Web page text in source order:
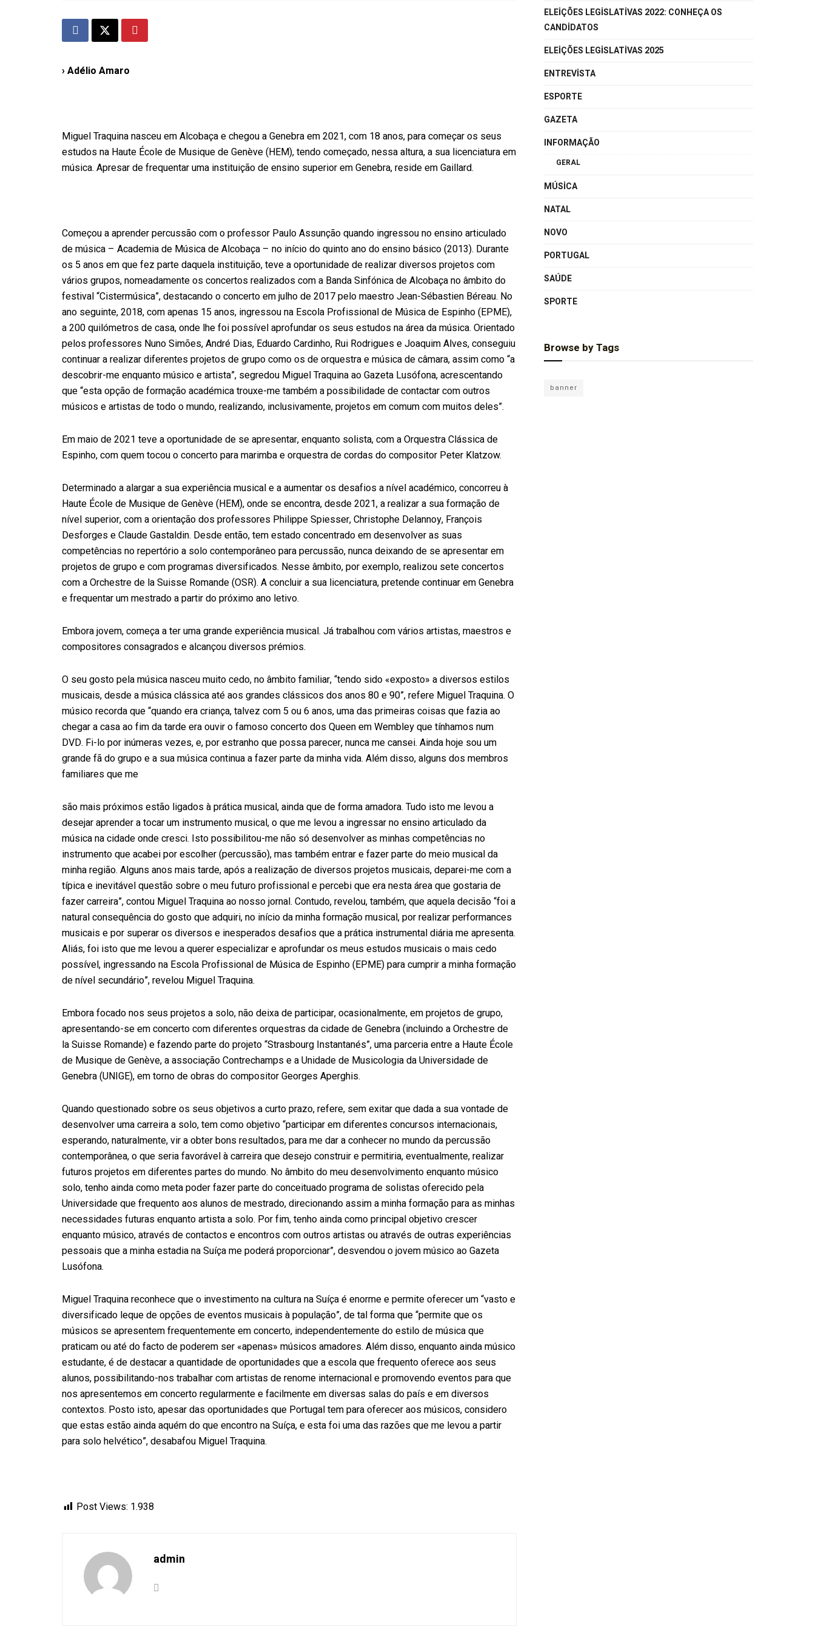
› Adélio Amaro
Miguel Traquina nasceu em Alcobaça e chegou a Genebra em 2021, com 18 anos, para começar os seus
estudos na Haute École de Musique de Genève (HEM), tendo começado, nessa altura, a sua licenciatura em
música. Apresar de frequentar uma instituição de ensino superior em Genebra, reside em Gaillard.
Começou a aprender percussão com o professor Paulo Assunção quando ingressou no ensino articulado
de música – Academia de Música de Alcobaça – no início do quinto ano do ensino básico (2013). Durante
os 5 anos em que fez parte daquela instituição, teve a oportunidade de realizar diversos projetos com
vários grupos, nomeadamente os concertos realizados com a Banda Sinfónica de Alcobaça no âmbito do
festival “Cistermúsica”, destacando o concerto em julho de 2017 pelo maestro Jean-Sébastien Béreau. No
ano seguinte, 2018, com apenas 15 anos, ingressou na Escola Profissional de Música de Espinho (EPME),
a 200 quilómetros de casa, onde lhe foi possível aprofundar os seus estudos na área da música. Orientado
pelos professores Nuno Simões, André Dias, Eduardo Cardinho, Rui Rodrigues e Joaquim Alves, conseguiu
continuar a realizar diferentes projetos de grupo como os de orquestra e música de câmara, assim como “a
descobrir-me enquanto músico e artista”, segredou Miguel Traquina ao Gazeta Lusófona, acrescentando
que “esta opção de formação académica trouxe-me também a possibilidade de contactar com outros
músicos e artistas de todo o mundo, realizando, inclusivamente, projetos em comum com muitos deles”.
Em maio de 2021 teve a oportunidade de se apresentar, enquanto solista, com a Orquestra Clássica de
Espinho, com quem tocou o concerto para marimba e orquestra de cordas do compositor Peter Klatzow.
Determinado a alargar a sua experiência musical e a aumentar os desafios a nível académico, concorreu à
Haute École de Musique de Genève (HEM), onde se encontra, desde 2021, a realizar a sua formação de
nível superior, com a orientação dos professores Philippe Spiesser, Christophe Delannoy, François
Desforges e Claude Gastaldin. Desde então, tem estado concentrado em desenvolver as suas
competências no repertório a solo contemporâneo para percussão, nunca deixando de se apresentar em
projetos de grupo e com programas diversificados. Nesse âmbito, por exemplo, realizou sete concertos
com a Orchestre de la Suisse Romande (OSR). A concluir a sua licenciatura, pretende continuar em Genebra
e frequentar um mestrado a partir do próximo ano letivo.
Embora jovem, começa a ter uma grande experiência musical. Já trabalhou com vários artistas, maestros e
compositores consagrados e alcançou diversos prémios.
O seu gosto pela música nasceu muito cedo, no âmbito familiar, “tendo sido «exposto» a diversos estilos
musicais, desde a música clássica até aos grandes clássicos dos anos 80 e 90”, refere Miguel Traquina. O
músico recorda que “quando era criança, talvez com 5 ou 6 anos, uma das primeiras coisas que fazia ao
chegar a casa ao fim da tarde era ouvir o famoso concerto dos Queen em Wembley que tínhamos num
DVD. Fi-lo por inúmeras vezes, e, por estranho que possa parecer, nunca me cansei. Ainda hoje sou um
grande fã do grupo e a sua música continua a fazer parte da minha vida. Além disso, alguns dos membros
familiares que me
são mais próximos estão ligados à prática musical, ainda que de forma amadora. Tudo isto me levou a
desejar aprender a tocar um instrumento musical, o que me levou a ingressar no ensino articulado da
música na cidade onde cresci. Isto possibilitou-me não só desenvolver as minhas competências no
instrumento que acabei por escolher (percussão), mas também entrar e fazer parte do meio musical da
minha região. Alguns anos mais tarde, após a realização de diversos projetos musicais, deparei-me com a
típica e inevitável questão sobre o meu futuro profissional e percebi que era nesta área que gostaria de
fazer carreira”, contou Miguel Traquina ao nosso jornal. Contudo, revelou, também, que aquela decisão “foi a
natural consequência do gosto que adquiri, no início da minha formação musical, por realizar performances
musicais e por superar os diversos e inesperados desafios que a prática instrumental diária me apresenta.
Aliás, foi isto que me levou a querer especializar e aprofundar os meus estudos musicais o mais cedo
possível, ingressando na Escola Profissional de Música de Espinho (EPME) para cumprir a minha formação
de nível secundário”, revelou Miguel Traquina.
Embora focado nos seus projetos a solo, não deixa de participar, ocasionalmente, em projetos de grupo,
apresentando-se em concerto com diferentes orquestras da cidade de Genebra (incluindo a Orchestre de
la Suisse Romande) e fazendo parte do projeto “Strasbourg Instantanés”, uma parceria entre a Haute École
de Musique de Genève, a associação Contrechamps e a Unidade de Musicologia da Universidade de
Genebra (UNIGE), em torno de obras do compositor Georges Aperghis.
Quando questionado sobre os seus objetivos a curto prazo, refere, sem exitar que dada a sua vontade de
desenvolver uma carreira a solo, tem como objetivo “participar em diferentes concursos internacionais,
esperando, naturalmente, vir a obter bons resultados, para me dar a conhecer no mundo da percussão
contemporânea, o que seria favorável à carreira que desejo construir e permitiria, eventualmente, realizar
futuros projetos em diferentes partes do mundo. No âmbito do meu desenvolvimento enquanto músico
solo, tenho ainda como meta poder fazer parte do conceituado programa de solistas oferecido pela
Universidade que frequento aos alunos de mestrado, direcionando assim a minha formação para as minhas
necessidades futuras enquanto artista a solo. Por fim, tenho ainda como principal objetivo crescer
enquanto músico, através de contactos e encontros com outros artistas ou através de outras experiências
pessoais que a minha estadia na Suíça me poderá proporcionar”, desvendou o jovem músico ao Gazeta
Lusófona.
Miguel Traquina reconhece que o investimento na cultura na Suíça é enorme e permite oferecer um “vasto e
diversificado leque de opções de eventos musicais à população”, de tal forma que “permite que os
músicos se apresentem frequentemente em concerto, independentemente do estilo de música que
praticam ou até do facto de poderem ser «apenas» músicos amadores. Além disso, enquanto ainda músico
estudante, é de destacar a quantidade de oportunidades que a escola que frequento oferece aos seus
alunos, possibilitando-nos trabalhar com artistas de renome internacional e promovendo eventos para que
nos apresentemos em concerto regularmente e facilmente em diversas salas do país e em diversos
contextos. Posto isto, apesar das oportunidades que Portugal tem para oferecer aos músicos, considero
que estas estão ainda aquém do que encontro na Suíça, e esta foi uma das razões que me levou a partir
para solo helvético”, desabafou Miguel Traquina.
Post Views: 1.938
admin
ELEIÇÕES LEGISLATIVAS 2022: CONHEÇA OS
CANDIDATOS
ELEIÇÕES LEGISLATIVAS 2025
ENTREVISTA
ESPORTE
GAZETA
INFORMAÇÃO
GERAL
MÚSICA
NATAL
NOVO
PORTUGAL
SAÚDE
SPORTE
Browse by Tags
banner